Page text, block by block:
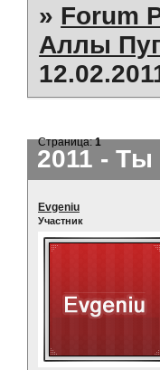
» Forum
Аллы
2011 -
Страница:1
Evgeniu
Участник